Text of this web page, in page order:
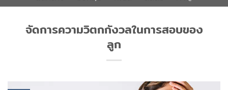
จัดการความวิตกกังวลในการสอบของ
ลูก